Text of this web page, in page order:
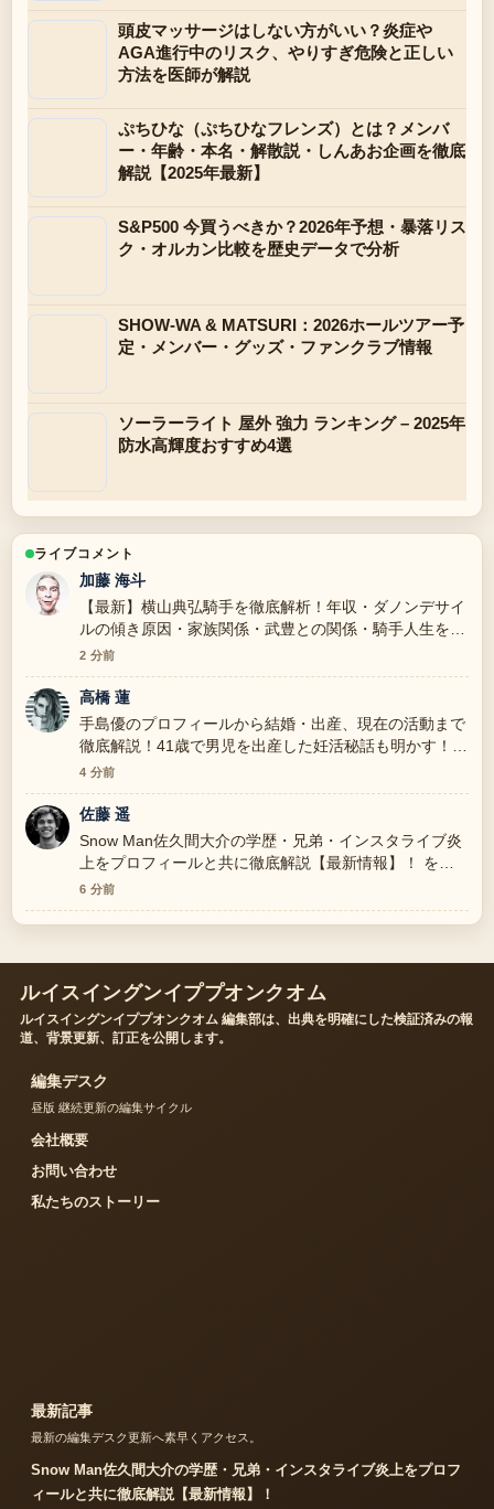
頭皮マッサージはしない方がいい？炎症や
AGA進行中のリスク、やりすぎ危険と正しい
方法を医師が解説
ぷちひな（ぷちひなフレンズ）とは？メンバ
ー・年齢・本名・解散説・しんあお企画を徹底
解説【2025年最新】
S&P500 今買うべきか？2026年予想・暴落リス
ク・オルカン比較を歴史データで分析
SHOW-WA & MATSURI：2026ホールツアー予
定・メンバー・グッズ・ファンクラブ情報
ソーラーライト 屋外 強力 ランキング – 2025年
防水高輝度おすすめ4選
ライブコメント
加藤 海斗
【最新】横山典弘騎手を徹底解析！年収・ダノンデサイ
ルの傾き原因・家族関係・武豊との関係・騎手人生を一
挙解説 周辺の検証がしっかりしていて安心感がありま
す。
2 分前
高橋 蓮
手島優のプロフィールから結婚・出産、現在の活動まで
徹底解説！41歳で男児を出産した妊活秘話も明かす！
の整理がとても分かりやすいです。今日の中でも特に読
みやすいです。
4 分前
佐藤 遥
Snow Man佐久間大介の学歴・兄弟・インスタライブ炎
上をプロフィールと共に徹底解説【最新情報】！ を追
っていますが、この解説は落ち着いていて信頼できま
す。
6 分前
ルイスイングンイププオンクオム
ルイスイングンイププオンクオム 編集部は、出典を明確にした検証済みの報
道、背景更新、訂正を公開します。
編集デスク
昼版 継続更新の編集サイクル
会社概要
お問い合わせ
私たちのストーリー
最新記事
最新の編集デスク更新へ素早くアクセス。
Snow Man佐久間大介の学歴・兄弟・インスタライブ炎上をプロフ
ィールと共に徹底解説【最新情報】！